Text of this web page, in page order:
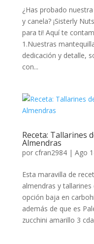
¿Has probado
y canela? ¡Sisterly
para ti! Aquí te
1.Nuestras
dedicación y detalle,
con...
Receta: Tallarines
Almendras
por cfran2984| Ago
Esta maravilla de
almendras y
opción baja en
además de que es
zucchini amarillo 3